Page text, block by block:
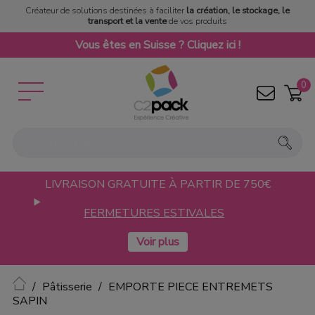
Créateur de solutions destinées à faciliter la création, le stockage, le
transport et la ventede vos produits
Vous êtes en Suisse ? Cliquez ici !
0
LIVRAISON GRATUITE À PARTIR DE 750€
FERMETURES ESTIVALES
Accueil
Pâtisserie
EMPORTE PIECE ENTREMETS
SAPIN